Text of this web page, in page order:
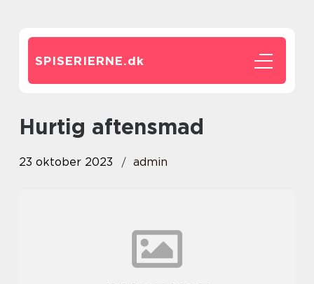
SPISERIERNE.dk
hurtig aftensmad
23 oktober 2023 admin